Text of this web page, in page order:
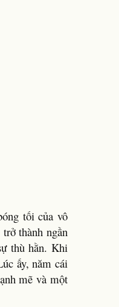
tối của vô
thành ngần
thù hằn. Khi
ấy, năm cái
mẽ và một